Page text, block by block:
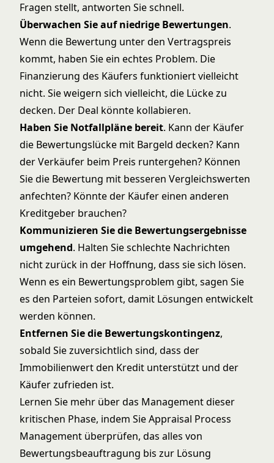
Fragen stellt, antworten Sie schnell.
Überwachen Sie auf niedrige Bewertungen.
Wenn die Bewertung unter den Vertragspreis
kommt, haben Sie ein echtes Problem. Die
Finanzierung des Käufers funktioniert vielleicht
nicht. Sie weigern sich vielleicht, die Lücke zu
decken. Der Deal könnte kollabieren.
Haben Sie Notfallpläne bereit. Kann der Käufer
die Bewertungslücke mit Bargeld decken? Kann
der Verkäufer beim Preis runtergehen? Können
Sie die Bewertung mit besseren Vergleichswerten
anfechten? Könnte der Käufer einen anderen
Kreditgeber brauchen?
Kommunizieren Sie die Bewertungsergebnisse
umgehend. Halten Sie schlechte Nachrichten
nicht zurück in der Hoffnung, dass sie sich lösen.
Wenn es ein Bewertungsproblem gibt, sagen Sie
es den Parteien sofort, damit Lösungen entwickelt
werden können.
Entfernen Sie die Bewertungskontingenz,
sobald Sie zuversichtlich sind, dass der
Immobilienwert den Kredit unterstützt und der
Käufer zufrieden ist.
Lernen Sie mehr über das Management dieser
kritischen Phase, indem SieAppraisal Process
Management überprüfen, das alles von
Bewertungsbeauftragung bis zur Lösung